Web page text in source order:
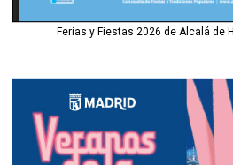
Ferias y Fiestas 2026 de Alcalá de